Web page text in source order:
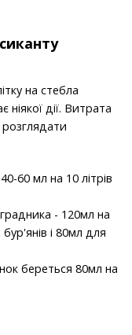
на стебла
дії. Витрата
60 мл на 10 літрів
- 120мл на
і 80мл для
береться 80мл на